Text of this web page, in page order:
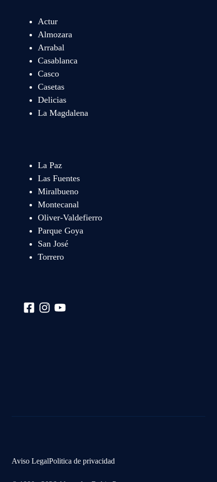
Actur
Almozara
Arrabal
Casablanca
Casco
Casetas
Delicias
La Magdalena
La Paz
Las Fuentes
Miralbueno
Montecanal
Oliver-Valdefierro
Parque Goya
San José
Torrero
Aviso LegalPolitica de privacidad